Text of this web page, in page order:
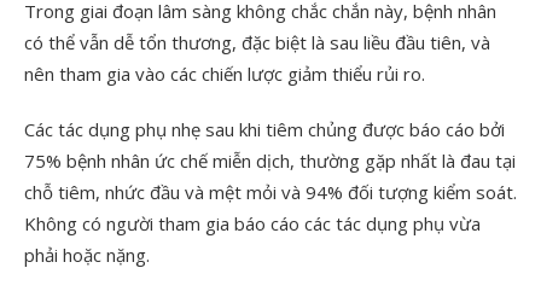
Trong giai đoạn lâm sàng không chắc chắn này, bệnh nhân
có thể vẫn dễ tổn thương, đặc biệt là sau liều đầu tiên, và
nên tham gia vào các chiến lược giảm thiểu rủi ro.
Các tác dụng phụ nhẹ sau khi tiêm chủng được báo cáo bởi
75% bệnh nhân ức chế miễn dịch, thường gặp nhất là đau tại
chỗ tiêm, nhức đầu và mệt mỏi và 94% đối tượng kiểm soát.
Không có người tham gia báo cáo các tác dụng phụ vừa
phải hoặc nặng.